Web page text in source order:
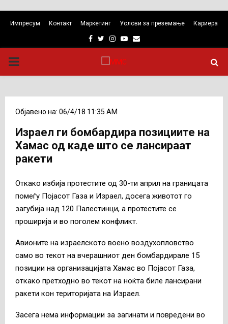
Импресум Контакт Маркетинг Услови за преземање Кариера
Facebook
TwitterInstagram
Youtube
Email
PRIMARY
Објавено на: 06/4/18 11:35 AM
Израел ги бомбардира позициите на
Хамас од каде што се лансираат
ракети
Откако избија протестите од 30-ти април на границата
помеѓу Појасот Газа и Израел, досега животот го
загубија над 120 Палестинци, а протестите се
проширија и во поголем конфликт.
Авионите на израелското воено воздухопловство
само во текот на вчерашниот ден бомбардирале 15
позиции на организацијата Хамас во Појасот Газа,
откако претходно во текот на ноќта биле лансирани
ракети кон територијата на Израел.
Засега нема информации за загинати и повредени во